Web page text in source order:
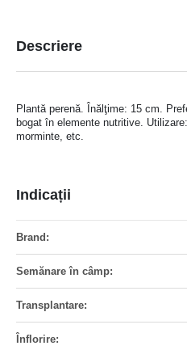
Descriere
Plantă perenă. Înălţime: 15 cm.
bogat în elemente nutritive.
morminte, etc.
Indicații